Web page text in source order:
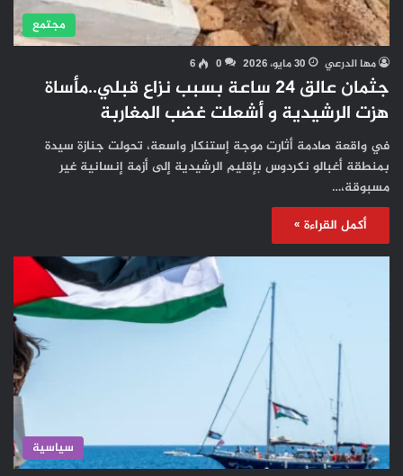
مجتمع
مها الدرعي 30 مايو، 2026 0
6
جثمان عالق 24 ساعة بسبب نزاع قبلي..مأساة
هزت الرشيدية و أشعلت غضب المغاربة
في واقعة صادمة أثارت موجة إستنكار واسعة، تحولت جنازة سيدة
بمنطقة أغبالو نكردوس بإقليم الرشيدية إلى أزمة إنسانية غير
مسبوقة،…
أكمل القراءة »
سياسية